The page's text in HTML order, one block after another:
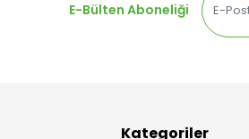
E-Bülten Aboneliği
Kategoriler